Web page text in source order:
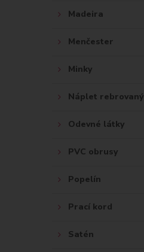
Madeira
Menčester
Minky
Náplet rebrovaný
Odevné látky
PVC obrusy
Popelín
Prací kord
Satén